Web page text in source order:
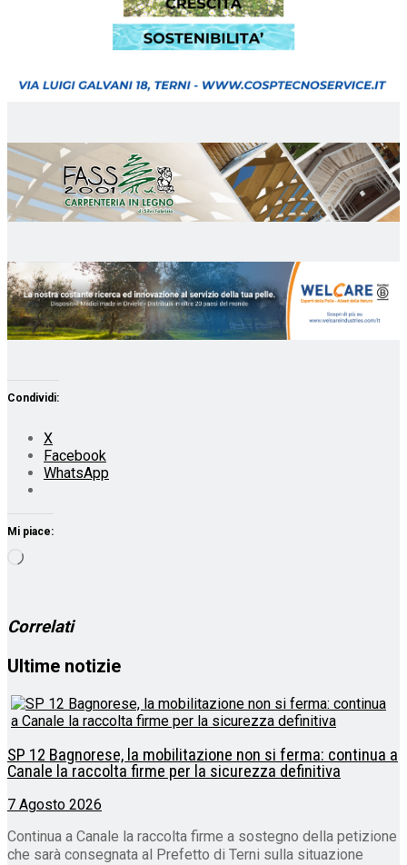
Condividi:
X
Facebook
WhatsApp
Mi piace:
Caricamento
Correlati
Ultime notizie
SP 12 Bagnorese, la mobilitazione non si ferma: continua a
Canale la raccolta firme per la sicurezza definitiva
7 Agosto 2026
Continua a Canale la raccolta firme a sostegno della petizione
che sarà consegnata al Prefetto di Terni sulla situazione